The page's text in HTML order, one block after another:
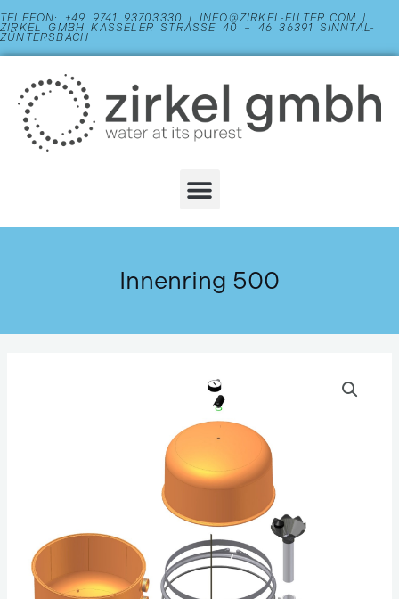
Zum
Inhalt
springen
TELEFON: +49 9741 93703330 | INFO@ZIRKEL-FILTER.COM |
ZIRKEL GMBH KASSELER STRASSE 40 – 46 36391 SINNTAL-Z
ÜNTERSBACH
Menu
Innenring 500